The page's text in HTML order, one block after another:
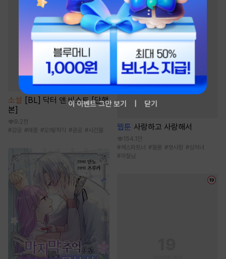
소설
[BL] 닥터 앤 비스트 [단행
본]
9.2천
#강공 #애증 #오해/착각 #광공 #사건물 웹툰 사랑하고 사랑해서
154.1만
#섹스파트너 #절륜 #첫사랑 #상처녀
#까칠남
이 이벤트 그만 보기 닫기